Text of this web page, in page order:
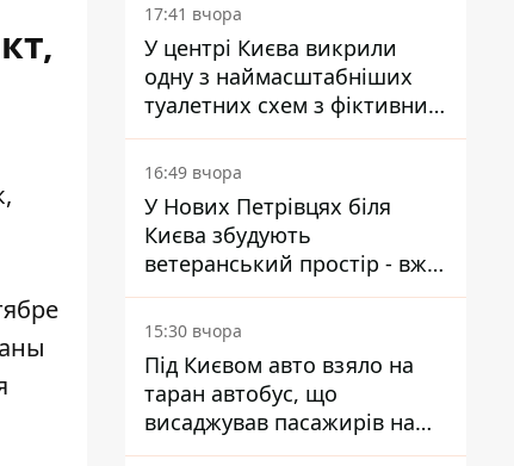
17:41 вчора
У центрі Києва викрили
одну з наймасштабніших
туалетних схем з фіктивним
будинком
16:49 вчора
У Нових Петрівцях біля
Києва збудують
ветеранський простір - вже
знайшли проєктанта
15:30 вчора
Під Києвом авто взяло на
таран автобус, що
висаджував пасажирів на
зупинці - пасажирка в